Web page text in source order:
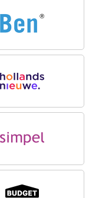
schakel je soepel
besturingssysteem
je Edge 70 Fusion
maak je
extra creatieve
van functies zoals
vast met de